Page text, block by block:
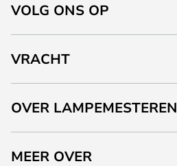
VOLG ONS OP
VRACHT
OVER LAMPEMESTEREN
MEER OVER